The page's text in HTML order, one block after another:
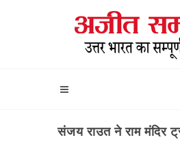
संजय राउत ने राम मंदिर